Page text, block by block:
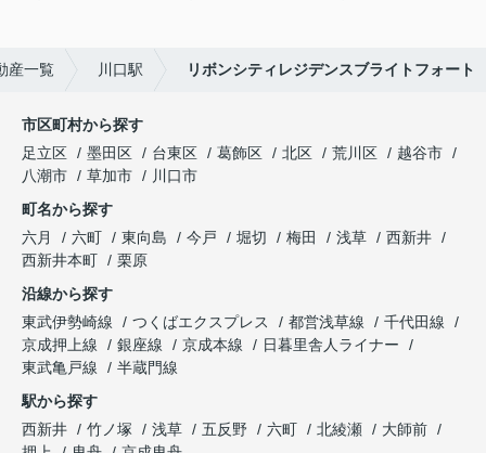
産一覧 川口駅 リボンシティレジデンスブライトフォート
市区町村から探す
足立区
墨田区 台東区 葛飾区 北区 荒川区
越谷市
八潮市
草加市
川口市
町名から探す
六月
六町 東向島 今戸 堀切 梅田 浅草
西新井
西新井本町
栗原
沿線から探す
東武伊勢崎線
つくばエクスプレス 都営浅草線
千代田線
京成押上線
銀座線 京成本線
日暮里舎人ライナー
東武亀戸線
半蔵門線
駅から探す
西新井
竹ノ塚 浅草 五反野 六町 北綾瀬
大師前